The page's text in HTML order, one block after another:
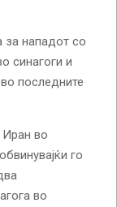
за нападот со
синагоги и
последните
Иран во
го
во